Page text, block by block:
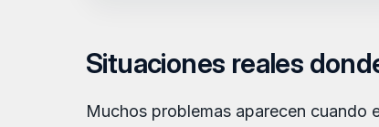
Situaciones reales
Muchos problemas aparecen cuando